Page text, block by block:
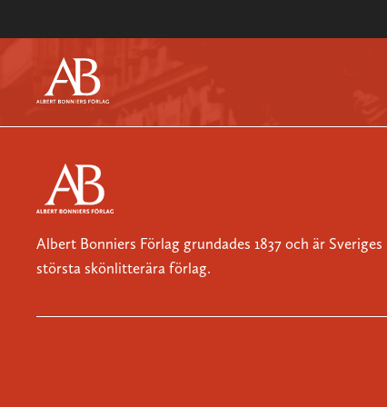
Albert Bonniers Förlag grundades 1837 och är Sveriges
största skönlitterära förlag.